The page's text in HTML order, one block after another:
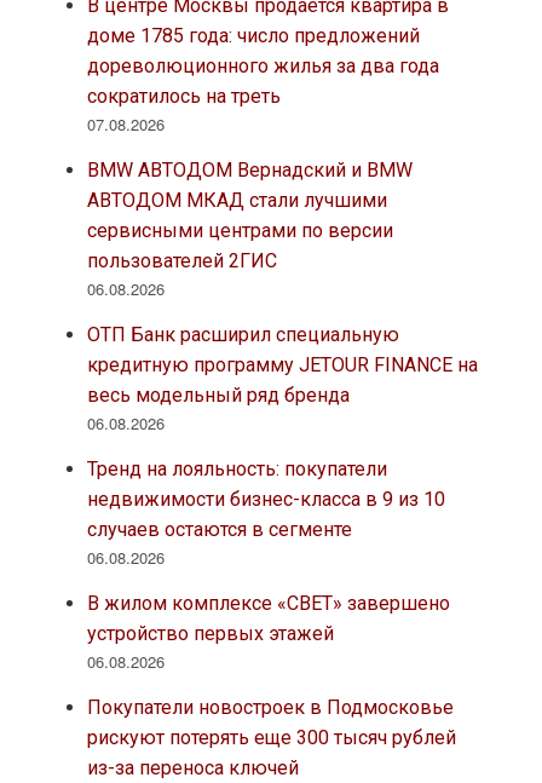
В центре Москвы продается квартира в
доме 1785 года: число предложений
дореволюционного жилья за два года
сократилось на треть
07.08.2026
BMW АВТОДОМ Вернадский и BMW
АВТОДОМ МКАД стали лучшими
сервисными центрами по версии
пользователей 2ГИС
06.08.2026
ОТП Банк расширил специальную
кредитную программу JETOUR FINANCE на
весь модельный ряд бренда
06.08.2026
Тренд на лояльность: покупатели
недвижимости бизнес-класса в 9 из 10
случаев остаются в сегменте
06.08.2026
В жилом комплексе «СВЕТ» завершено
устройство первых этажей
06.08.2026
Покупатели новостроек в Подмосковье
рискуют потерять еще 300 тысяч рублей
из-за переноса ключей